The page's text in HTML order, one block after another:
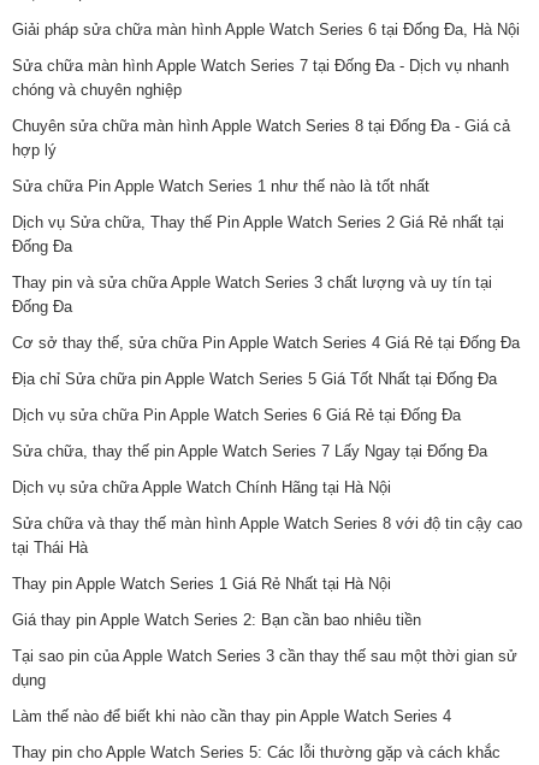
Giải pháp sửa chữa màn hình Apple Watch Series 6 tại Đống Đa, Hà Nội
Sửa chữa màn hình Apple Watch Series 7 tại Đống Đa - Dịch vụ nhanh
chóng và chuyên nghiệp
Chuyên sửa chữa màn hình Apple Watch Series 8 tại Đống Đa - Giá cả
hợp lý
Sửa chữa Pin Apple Watch Series 1 như thế nào là tốt nhất
Dịch vụ Sửa chữa, Thay thế Pin Apple Watch Series 2 Giá Rẻ nhất tại
Đống Đa
Thay pin và sửa chữa Apple Watch Series 3 chất lượng và uy tín tại
Đống Đa
Cơ sở thay thế, sửa chữa Pin Apple Watch Series 4 Giá Rẻ tại Đống Đa
Địa chỉ Sửa chữa pin Apple Watch Series 5 Giá Tốt Nhất tại Đống Đa
Dịch vụ sửa chữa Pin Apple Watch Series 6 Giá Rẻ tại Đống Đa
Sửa chữa, thay thế pin Apple Watch Series 7 Lấy Ngay tại Đống Đa
Dịch vụ sửa chữa Apple Watch Chính Hãng tại Hà Nội
Sửa chữa và thay thế màn hình Apple Watch Series 8 với độ tin cậy cao
tại Thái Hà
Thay pin Apple Watch Series 1 Giá Rẻ Nhất tại Hà Nội
Giá thay pin Apple Watch Series 2: Bạn cần bao nhiêu tiền
Tại sao pin của Apple Watch Series 3 cần thay thế sau một thời gian sử
dụng
Làm thế nào để biết khi nào cần thay pin Apple Watch Series 4
Thay pin cho Apple Watch Series 5: Các lỗi thường gặp và cách khắc